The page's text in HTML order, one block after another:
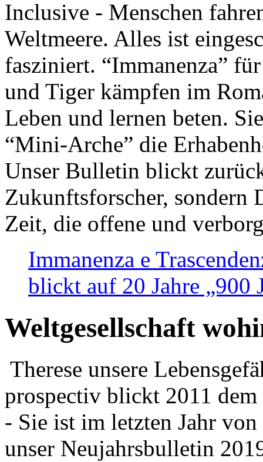
Inclusive - Menschen
Weltmeere. Alles ist
fasziniert. “Immanenza”
und Tiger kämpfen im
Leben und lernen beten.
“Mini-Arche” die
Unser Bulletin blickt
Zukunftsforscher, sondern
Zeit, die offene und
Immanenza e
blickt auf 20 Jahre „900
Weltgesellschaft
Therese unsere
prospectiv blickt 2011
- Sie ist im letzten Jahr
unser Neujahrsbulletin